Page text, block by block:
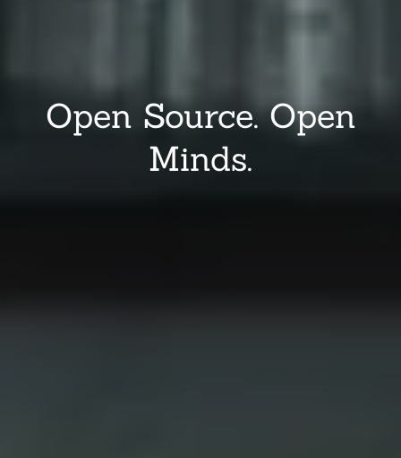
Open Source. Open
Minds.